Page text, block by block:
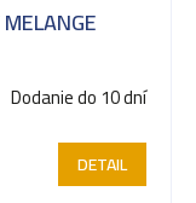
Dodanie do 10 dní
DETAIL